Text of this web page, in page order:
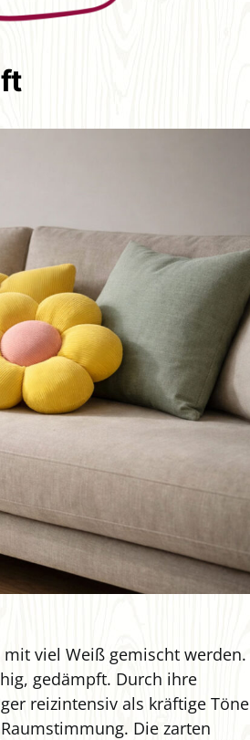
viel Weiß gemischt werden.
gedämpft. Durch ihre
reizintensiv als kräftige Töne
Die zarten